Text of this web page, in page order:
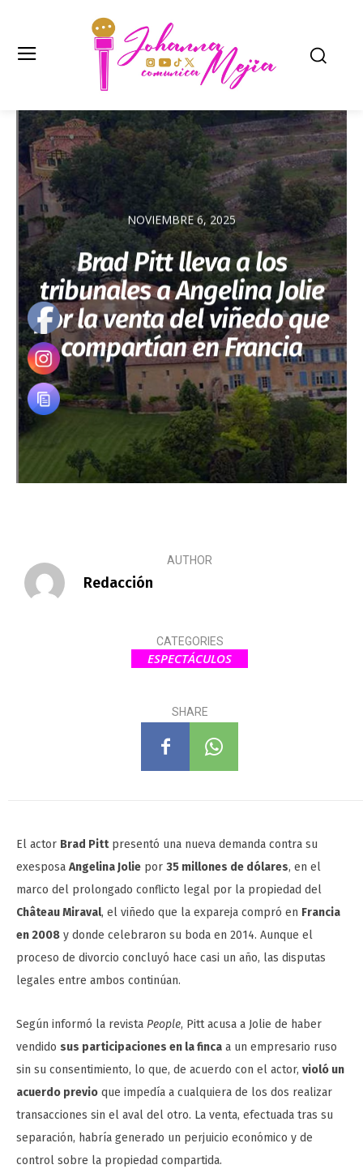
NOVIEMBRE 6, 2025
Brad Pitt lleva a los
tribunales a Angelina Jolie
por la venta del viñedo que
compartían en Francia
AUTHOR
Redacción
CATEGORIES
ESPECTÁCULOS
SHARE
El actor Brad Pittpresentó una nueva demanda contra su
exesposa Angelina Jolie por 35 millones de dólares, en el
marco del prolongado conflicto legal por la propiedad del
Château Miraval, el viñedo que la expareja compró en Francia
en 2008 y donde celebraron su boda en 2014. Aunque el
proceso de divorcio concluyó hace casi un año, las disputas
legales entre ambos continúan.
Según informó la revista People, Pitt acusa a Jolie de haber
vendido sus participaciones en la finca a un empresario ruso
sin su consentimiento, lo que, de acuerdo con el actor, violó un
acuerdo previo que impedía a cualquiera de los dos realizar
transacciones sin el aval del otro. La venta, efectuada tras su
separación, habría generado un perjuicio económico y de
control sobre la propiedad compartida.